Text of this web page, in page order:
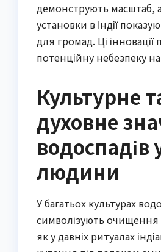
демонструють масштаб,
установки в Індії
для громад. Ці
потенційну небезпеку
Культурне
духовне
водоспадів
людини
У багатьох культурах
символізують очищення
як у давніх ритуалах